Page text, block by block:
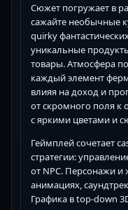
Сюжет погружает в
сажайте необычные
quirky
уникальные
товары. Атмосфера
каждый элемент
влияя на доход и
от скромного поля к
с яркими цветами и
Геймплей сочетает
стратегии:
от NPC. Персонажи
анимациях,
Графика в top-down